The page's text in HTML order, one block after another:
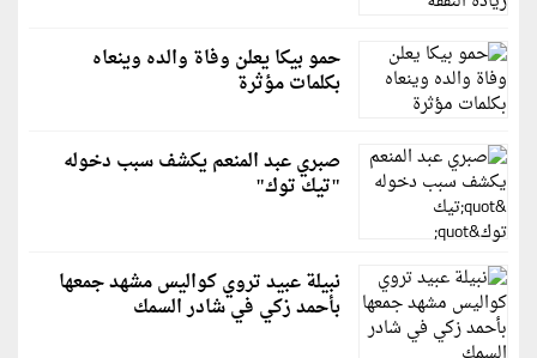
حمو بيكا يعلن وفاة والده وينعاه
بكلمات مؤثرة
صبري عبد المنعم يكشف سبب دخوله
"تيك توك"
نبيلة عبيد تروي كواليس مشهد جمعها
بأحمد زكي في شادر السمك